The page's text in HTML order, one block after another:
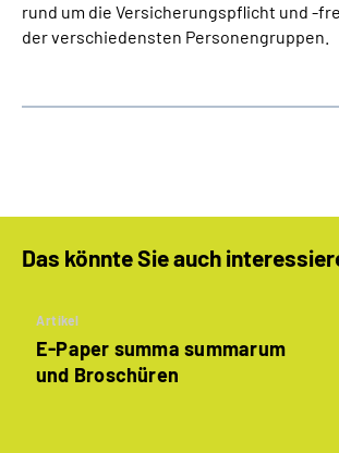
rund um die Versicherungspflicht und -
der verschiedensten Personengruppen.
Das könnte Sie auch
Artikel
E-Paper summa summarum
und Broschüren